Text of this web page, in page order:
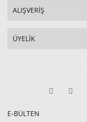
ALIŞVERİŞ
ÜYELİK
E-BÜLTEN